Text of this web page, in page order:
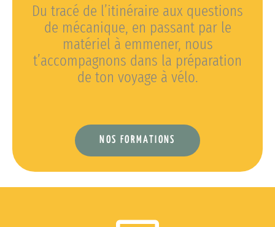
Du tracé de l’itinéraire aux questions
de mécanique, en passant par le
matériel à emmener, nous
t’accompagnons dans la préparation
de ton voyage à vélo.
NOS FORMATIONS